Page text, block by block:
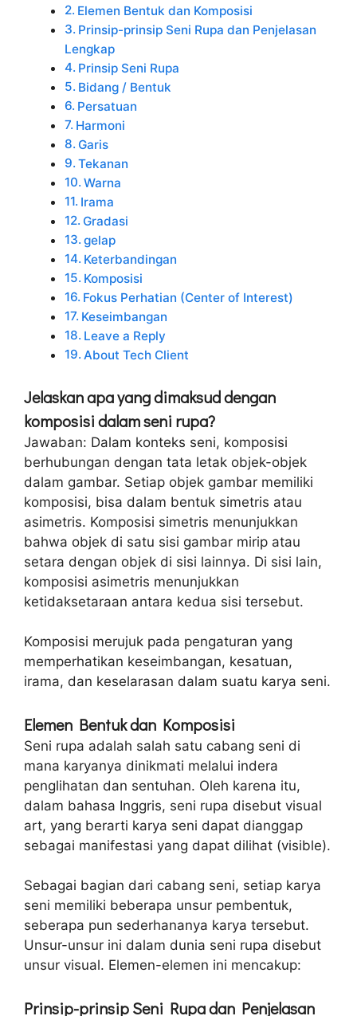
Elemen Bentuk dan Komposisi
Prinsip-prinsip Seni Rupa dan Penjelasan
Lengkap
Prinsip Seni Rupa
Bidang / Bentuk
Persatuan
Harmoni
Garis
Tekanan
Warna
Irama
Gradasi
gelap
Keterbandingan
Komposisi
Fokus Perhatian (Center of Interest)
Keseimbangan
Leave a Reply
About Tech Client
Jelaskan apa yang dimaksud dengan
komposisi dalam seni rupa?
Jawaban: Dalam konteks seni, komposisi
berhubungan dengan tata letak objek-objek
dalam gambar. Setiap objek gambar memiliki
komposisi, bisa dalam bentuk simetris atau
asimetris. Komposisi simetris menunjukkan
bahwa objek di satu sisi gambar mirip atau
setara dengan objek di sisi lainnya. Di sisi lain,
komposisi asimetris menunjukkan
ketidaksetaraan antara kedua sisi tersebut.
Komposisi merujuk pada pengaturan yang
memperhatikan keseimbangan, kesatuan,
irama, dan keselarasan dalam suatu karya seni.
Elemen Bentuk dan Komposisi
Seni rupa adalah salah satu cabang seni di
mana karyanya dinikmati melalui indera
penglihatan dan sentuhan. Oleh karena itu,
dalam bahasa Inggris, seni rupa disebut visual
art, yang berarti karya seni dapat dianggap
sebagai manifestasi yang dapat dilihat (visible).
Sebagai bagian dari cabang seni, setiap karya
seni memiliki beberapa unsur pembentuk,
seberapa pun sederhananya karya tersebut.
Unsur-unsur ini dalam dunia seni rupa disebut
unsur visual. Elemen-elemen ini mencakup:
Prinsip-prinsip Seni Rupa dan Penjelasan